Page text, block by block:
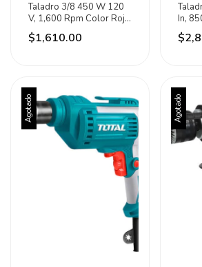
Taladro 3/8 450 W 120
V, 1,600 Rpm Color Rojo
Urrea
$1,610.00
In,
Agotado Agotado